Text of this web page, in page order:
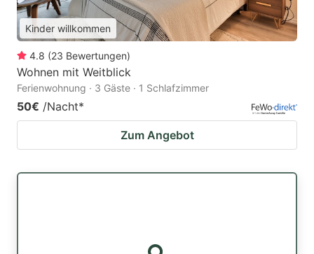
Kinder willkommen
4.8 (23 Bewertungen)
Wohnen mit Weitblick
Ferienwohnung · 3 Gäste · 1 Schlafzimmer
50€ /Nacht*
Zum Angebot